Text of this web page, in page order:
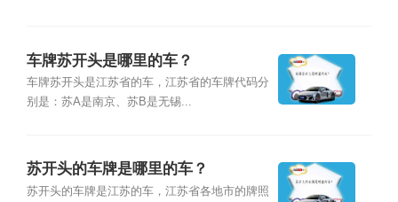
车牌苏开头是哪里的车？
车牌苏开头是江苏省的车，江苏省的车牌代码分
别是：苏A是南京、苏B是无锡...
苏开头的车牌是哪里的车？
苏开头的车牌是江苏的车，江苏省各地市的牌照